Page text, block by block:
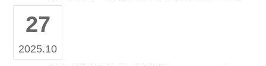
是Autox品牌的TAISEI R-3(H)皮碗（尺寸76x3
2）。
27
2025.10